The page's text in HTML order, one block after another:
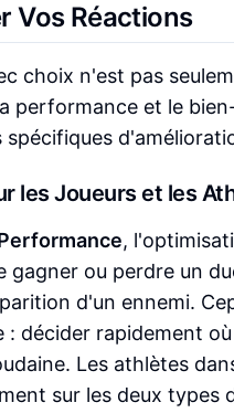
Vos Réactions
choix n'est pas
performance et le
les Joueurs et les
,
ou perdre un
d'un ennemi.
décider rapidement
Les athlètes
sur les deux types